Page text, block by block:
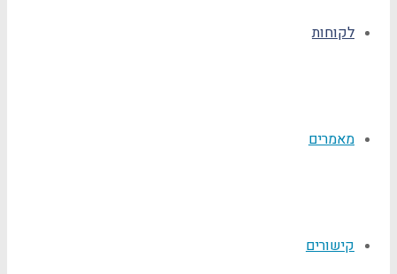
לקוחות
מאמרים
קישורים